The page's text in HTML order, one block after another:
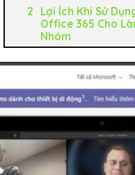
Lợi Ích Khi Sử
Office 365 Cho
Nhóm